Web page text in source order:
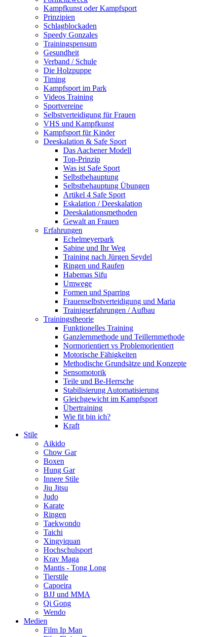
Kampfkunst oder Kampfsport
Prinzipien
Schlagblockaden
Speedy Gonzales
Trainingspensum
Gesundheit
Verband / Schule
Die Holzpuppe
Timing
Kampfsport im Park
Videos Training
Sportvereine
Selbstverteidigung für Frauen
VHS und Kampfkunst
Kampfsport für Kinder
Deeskalation & Safe Sport
Das Aachener Modell
Top-Prinzip
Was ist Safe Sport
Selbstbehauptung
Selbstbehauptung Übungen
Artikel 4 Safe Sport
Eskalation / Deeskalation
Deeskalationsmethoden
Gewalt an Frauen
Erfahrungen
Echelmeyerpark
Sabine und Ihr Weg
Training nach Jürgen Seydel
Ringen und Raufen
Habemas Sifu
Umwege
Formen und Sparring
Frauenselbstverteidigung und Maria
Trainigserfahrungen / Aufbau
Trainingstheorie
Funktionelles Training
Ganzlernmethode und Teillernmethode
Normorientiert vs Problemorientiert
Motorische Fähigkeiten
Methodische Grundsätze und Konzepte
Sensomotorik
Teile und Be-Herrsche
Stabilisierung Automatisierung
Gleichgewicht im Kampfsport
Übertraining
Wie fit bin ich?
Kraft
Stile
Aikido
Chow Gar
Boxen
Hung Gar
Innere Stile
Jiu Jitsu
Judo
Karate
Ringen
Taekwondo
Taichi
Xingyiquan
Hochschulsport
Krav Maga
Mantis - Tong Long
Tierstile
Capoeira
BJJ und MMA
Qi Gong
Wendo
Medien
Film Ip Man